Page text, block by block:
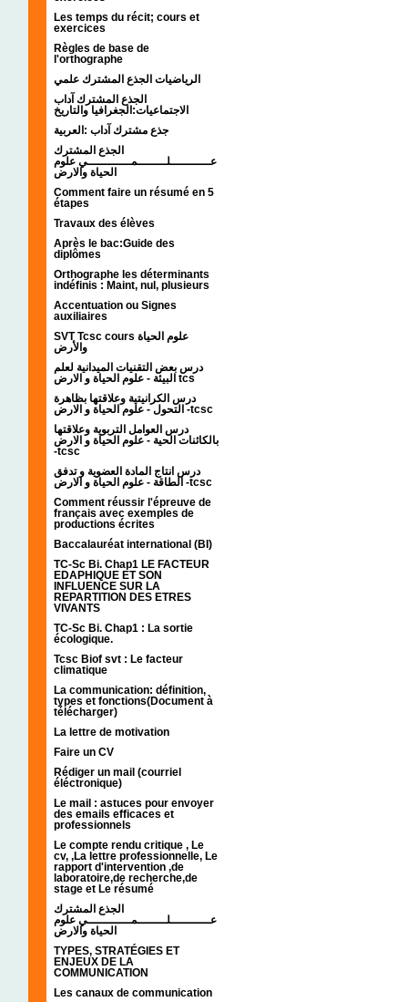
Les temps du récit; cours et
exercices
Règles de base de
l'orthographe
الرياضيات الجذع المشترك علمي
الجذع المشترك آداب
الاجتماعيات:الجغرافيا والتاريخ
جذع مشترك آداب :العربية
الجذع المشترك
عـــــــــــلــــــــمــــــــــــي علوم
الحياة والارض
Comment faire un résumé en 5
étapes
Travaux des élèves
Après le bac:Guide des
diplômes
Orthographe les déterminants
indéfinis : Maint, nul, plusieurs
Accentuation ou Signes
auxiliaires
SVT Tcsc cours علوم الحياة
والأرض
درس بعض التقنيات الميدانية لعلم
البيئة - علوم الحياة و الارض tcs
درس الكرانيتية وعلاقتها بظاهرة
التحول - علوم الحياة و الارض -tcsc
درس العوامل التربوية وعلاقتها
بالكائنات الحية - علوم الحياة و الارض
-tcsc
درس انتاج المادة العضوية و تدفق
الطاقة - علوم الحياة و الارض -tcsc
Comment réussir l'épreuve de
français avec exemples de
productions écrites
Baccalauréat international (BI)
TC-Sc Bi. Chap1 LE FACTEUR
EDAPHIQUE ET SON
INFLUENCE SUR LA
REPARTITION DES ETRES
VIVANTS
TC-Sc Bi. Chap1 : La sortie
écologique.
Tcsc Biof svt : Le facteur
climatique
La communication: définition,
types et fonctions(Document à
télécharger)
La lettre de motivation
Faire un CV
Rédiger un mail (courriel
éléctronique)
Le mail : astuces pour envoyer
des emails efficaces et
professionnels
Le compte rendu critique , Le
cv, ,La lettre professionnelle, Le
rapport d'intervention ,de
laboratoire,de recherche,de
stage et Le résumé
الجذع المشترك
عـــــــــــلــــــــمــــــــــــي علوم
الحياة والارض
TYPES, STRATÉGIES ET
ENJEUX DE LA
COMMUNICATION
Les canaux de communication